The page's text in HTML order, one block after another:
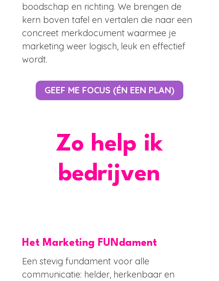
boodschap en richting. We brengen de
kern boven tafel en vertalen die naar een
concreet merkdocument waarmee je
marketing weer logisch, leuk en effectief
wordt.
GEEF ME FOCUS (ÉN EEN PLAN)
Zo help ik
bedrijven
Het Marketing FUNdament
Een stevig fundament voor alle
communicatie: helder, herkenbaar en